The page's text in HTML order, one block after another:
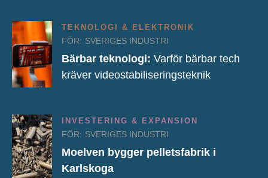
TEKNOLOGI & ELEKTRONIK
FÖR: SVERIGES INDUSTRI
Bärbar teknologi: Varför bärbar tech
kräver videostabiliseringsteknik
INVESTERING & EXPANSION
FÖR: SVERIGES INDUSTRI
Moelven bygger pelletsfabrik i
Karlskoga